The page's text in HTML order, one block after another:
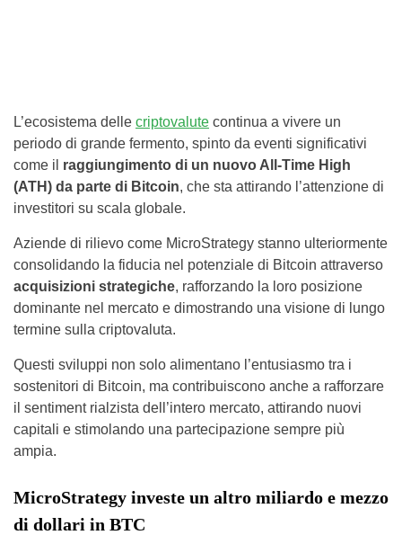
L’ecosistema delle criptovalute continua a vivere un
periodo di grande fermento, spinto da eventi significativi
come il raggiungimento di un nuovo All-Time High
(ATH) da parte di Bitcoin, che sta attirando l’attenzione di
investitori su scala globale.
Aziende di rilievo come MicroStrategy stanno ulteriormente
consolidando la fiducia nel potenziale di Bitcoin attraverso
acquisizioni strategiche, rafforzando la loro posizione
dominante nel mercato e dimostrando una visione di lungo
termine sulla criptovaluta.
Questi sviluppi non solo alimentano l’entusiasmo tra i
sostenitori di Bitcoin, ma contribuiscono anche a rafforzare
il sentiment rialzista dell’intero mercato, attirando nuovi
capitali e stimolando una partecipazione sempre più
ampia.
MicroStrategy investe un altro miliardo e mezzo
di dollari in BTC